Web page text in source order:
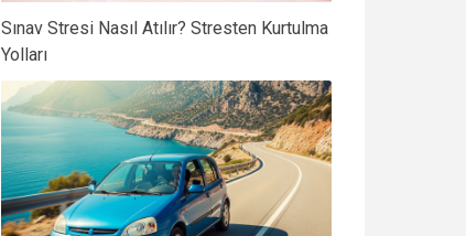
Sınav Stresi Nasıl Atılır? Stresten Kurtulma
Yolları